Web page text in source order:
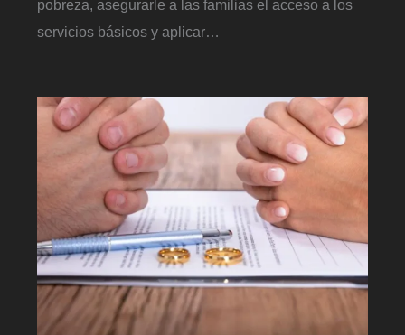
pobreza, asegurarle a las familias el acceso a los
servicios básicos y aplicar…